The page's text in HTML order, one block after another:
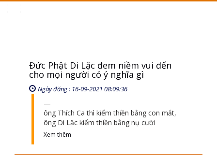
Đức Phật Di Lặc đem niềm vui đến
cho mọi người có ý nghĩa gì
Ngày đăng : 16-09-2021 08:09:36
ông Thích Ca thì kiểm thiền bằng con mắt,
ông Di Lặc kiểm thiền bằng nụ cười
Xem thêm